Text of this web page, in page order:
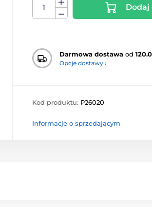
Dodaj
Darmowa dostawa od
Opcje dostawy ›
Kod produktu: P26020
Informacje o sprzedającym